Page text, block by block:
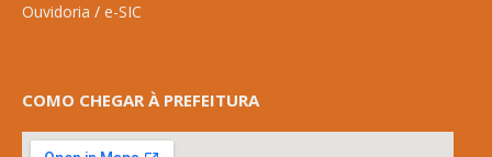
Ouvidoria / e-SIC
COMO CHEGAR À PREFEITURA